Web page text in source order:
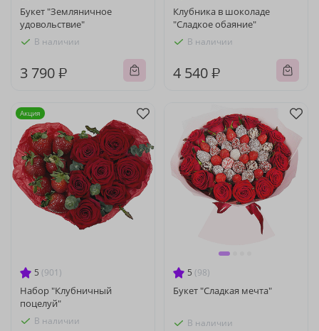
Букет "Земляничное
удовольствие"
В наличии
3 790 ₽
Клубника в шоколаде
"Сладкое обаяние"
В наличии
4 540 ₽
5 (901)
Набор "Клубничный
поцелуй"
В наличии
Акция
5 (98)
Букет "Сладкая мечта"
В наличии